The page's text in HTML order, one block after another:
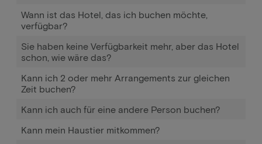
Wann ist das Hotel, das ich buchen möchte,
verfügbar?
Sie haben keine Verfügbarkeit mehr, aber das Hotel
schon, wie wäre das?
Kann ich 2 oder mehr Arrangements zur gleichen
Zeit buchen?
Kann ich auch für eine andere Person buchen?
Kann mein Haustier mitkommen?